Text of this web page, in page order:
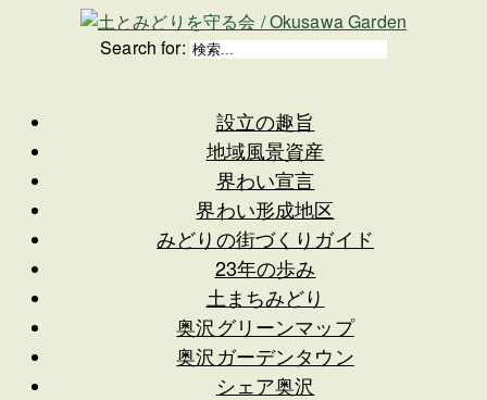
Search for:
設立の趣旨
地域風景資産
界わい宣言
界わい形成地区
みどりの街づくりガイド
23年の歩み
土まちみどり
奥沢グリーンマップ
奥沢ガーデンタウン
シェア奥沢